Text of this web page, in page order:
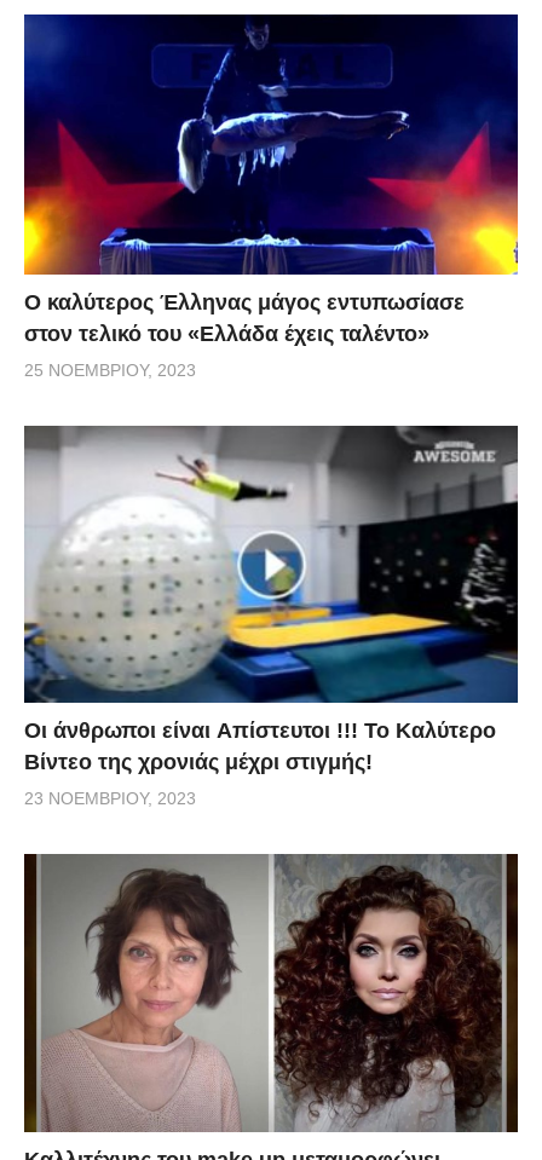
Ο καλύτερος Έλληνας μάγος εντυπωσίασε
στον τελικό του «Ελλάδα έχεις ταλέντο»
25 ΝΟΕΜΒΡΊΟΥ, 2023
Οι άνθρωποι είναι Aπίστευτοι !!! To Καλύτερο
Βίντεο της χρονιάς μέχρι στιγμής!
23 ΝΟΕΜΒΡΊΟΥ, 2023